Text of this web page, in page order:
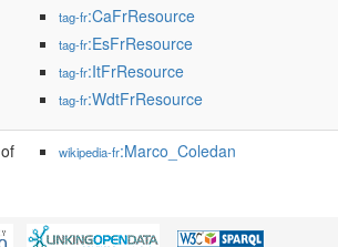
tag-fr:CaFrResource
tag-fr:EsFrResource
tag-fr:ItFrResource
tag-fr:WdtFrResource
of wikipedia-fr:Marco_Coledan